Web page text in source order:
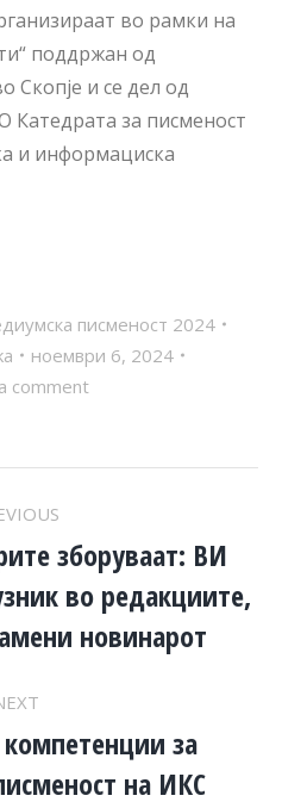
во рамки на
поддржан од
Скопје и се дел од
Катедрата за писменост
и информациска
писменост 2024
ноември 6, 2024
comment
Previous
post:
зборуваат: ВИ
во редакциите,
новинарот
Next
post:
за
на ИКС